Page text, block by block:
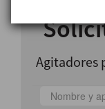
Agitadores